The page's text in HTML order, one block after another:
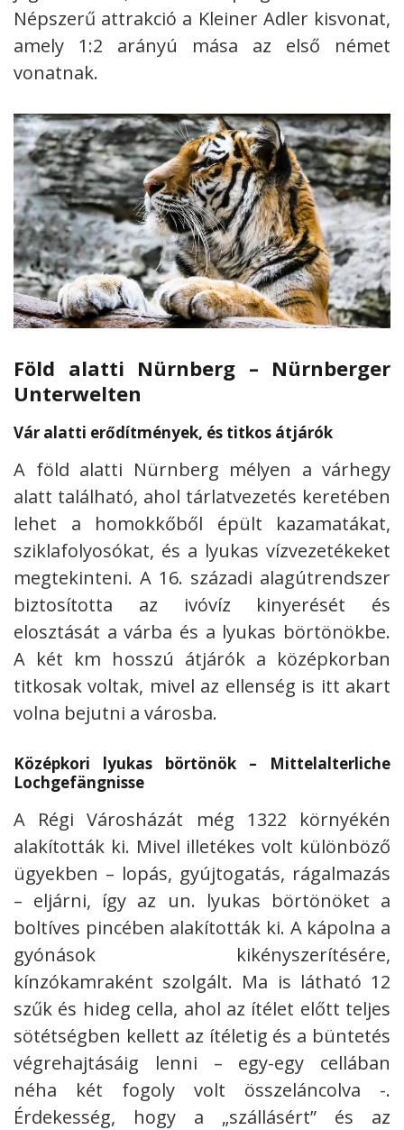
Népszerű attrakció a Kleiner Adler kisvonat,
amely 1:2 arányú mása az első német
vonatnak.
Föld alatti Nürnberg – Nürnberger
Unterwelten
Vár alatti erődítmények, és titkos átjárók
A föld alatti Nürnberg mélyen a várhegy
alatt található, ahol tárlatvezetés keretében
lehet a homokkőből épült kazamatákat,
sziklafolyosókat, és a lyukas vízvezetékeket
megtekinteni. A 16. századi alagútrendszer
biztosította az ivóvíz kinyerését és
elosztását a várba és a lyukas börtönökbe.
A két km hosszú átjárók a középkorban
titkosak voltak, mivel az ellenség is itt akart
volna bejutni a városba.
Középkori lyukas börtönök – Mittelalterliche
Lochgefängnisse
A Régi Városházát még 1322 környékén
alakították ki. Mivel illetékes volt különböző
ügyekben – lopás, gyújtogatás, rágalmazás
– eljárni, így az un. lyukas börtönöket a
boltíves pincében alakították ki. A kápolna a
gyónások kikényszerítésére,
kínzókamraként szolgált. Ma is látható 12
szűk és hideg cella, ahol az ítélet előtt teljes
sötétségben kellett az ítéletig és a büntetés
végrehajtásáig lenni – egy-egy cellában
néha két fogoly volt összeláncolva -.
Érdekesség, hogy a „szállásért” és az